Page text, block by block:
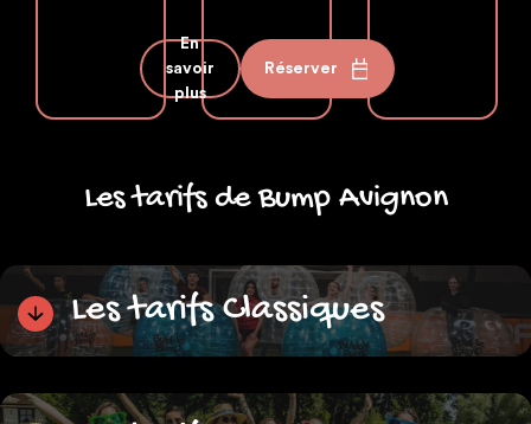
En
savoir
plus
Réserver
Les tarifs de Bump Avignon
Les tarifs Classiques